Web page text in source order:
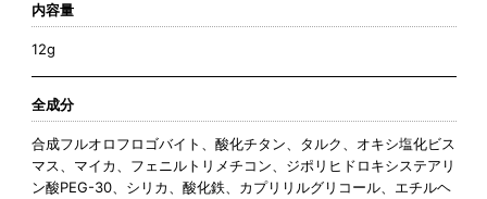
内容量
12g
全成分
合成フルオロフロゴバイト、酸化チタン、タルク、オキシ塩化ビス
マス、マイカ、フェニルトリメチコン、ジポリヒドロキシステアリ
ン酸PEG-30、シリカ、酸化鉄、カプリリルグリコール、エチルヘ